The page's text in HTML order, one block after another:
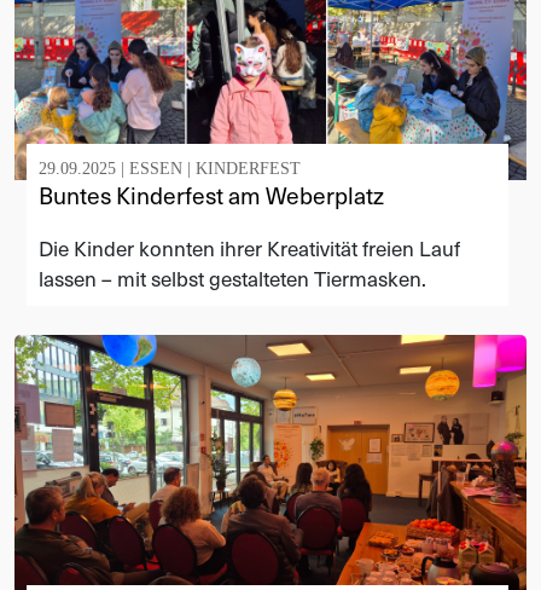
29.09.2025 | ESSEN | KINDERFEST
Buntes Kinderfest am Weberplatz
Die Kinder konnten ihrer Kreativität freien Lauf
lassen – mit selbst gestalteten Tiermasken.